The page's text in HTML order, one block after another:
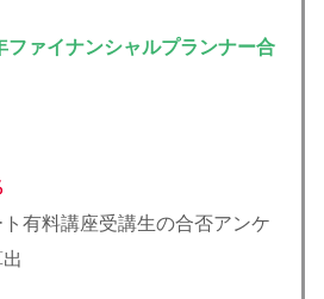
ファイナンシャルプランナー合
有料講座受講生の合否アンケ